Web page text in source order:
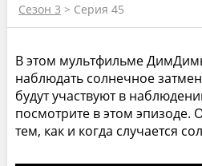
Сезон 3 > Серия 45
В этом мультфильме
наблюдать солнечное
будут участвуют в
посмотрите в этом эпизоде.
тем, как и когда случается